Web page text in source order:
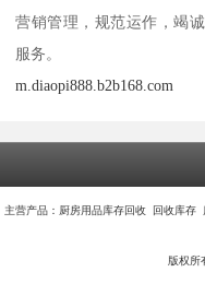
营销管理，规范运作，竭
服务。
m.diaopi888.b2b168.com
主营产品：厨房用品库存回收 回收库
版权所